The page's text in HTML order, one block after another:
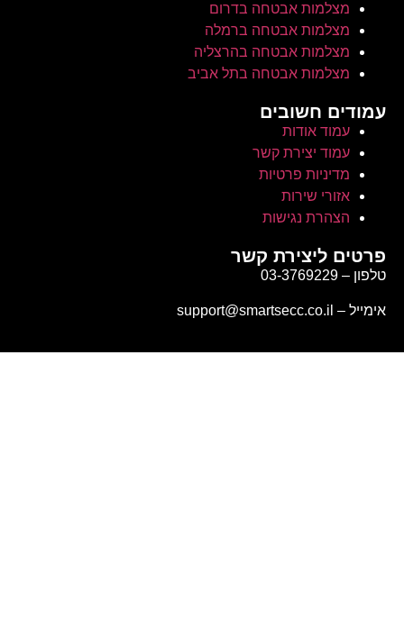
מצלמות אבטחה בדרום
מצלמות אבטחה ברמלה
מצלמות אבטחה בהרצליה
מצלמות אבטחה בתל אביב
עמודים חשובים
עמוד אודות
עמוד יצירת קשר
מדיניות פרטיות
אזורי שירות
הצהרת נגישות
פרטים ליצירת קשר
טלפון – 03-3769229
אימייל – support@smartsecc.co.il